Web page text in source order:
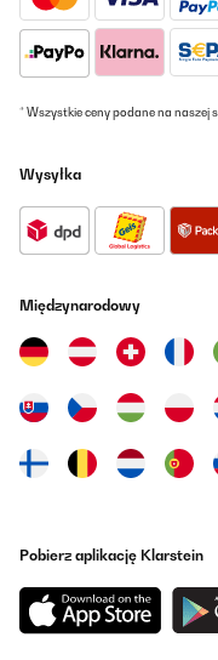
* Wszystkie ceny podane na naszej
Wysyłka
Międzynarodowy
Pobierz aplikację Klarstein